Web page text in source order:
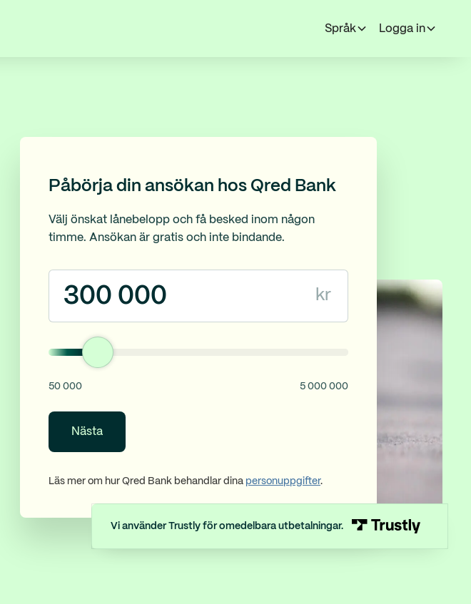
Språk Logga in
Påbörja din ansökan hos Qred Bank
Välj önskat lånebelopp och få besked inom någon
timme. Ansökan är gratis och inte bindande.
kr
50 000 5 000 000
Nästa
Läs mer om hur Qred Bank behandlar dina personuppgifter.
Vi använder Trustly för omedelbara utbetalningar.